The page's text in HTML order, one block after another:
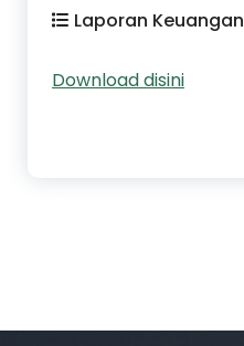
Laporan Keuangan
Download disini